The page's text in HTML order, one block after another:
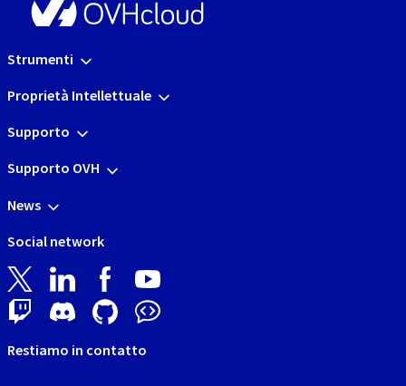
Strumenti
Proprietà Intellettuale
Supporto
Supporto OVH
News
Social network
Restiamo in contatto